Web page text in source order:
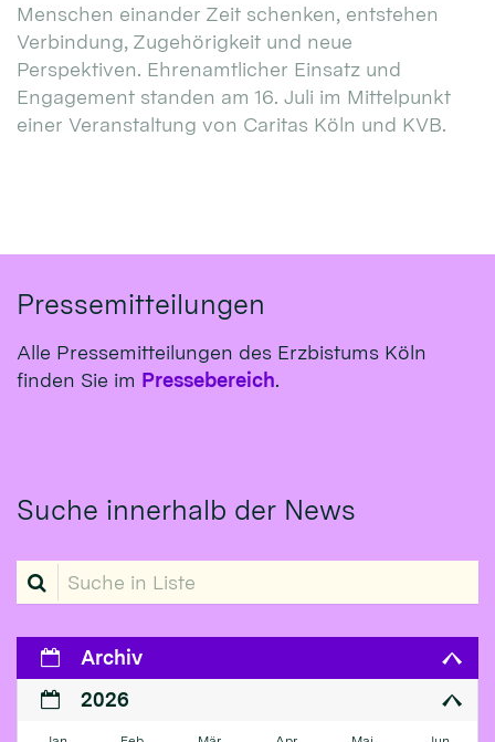
Menschen einander Zeit schenken, entstehen
Verbindung, Zugehörigkeit und neue
Perspektiven. Ehrenamtlicher Einsatz und
Engagement standen am 16. Juli im Mittelpunkt
einer Veranstaltung von Caritas Köln und KVB.
Pressemitteilungen
Alle Pressemitteilungen des Erzbistums Köln
finden Sie im Pressebereich.
Suche innerhalb der News
Suche in Liste
Archiv
2026